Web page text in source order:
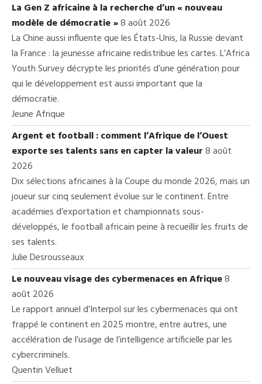
La Gen Z africaine à la recherche d’un « nouveau
modèle de démocratie »8 août 2026
La Chine aussi influente que les États-Unis, la Russie devant
la France : la jeunesse africaine redistribue les cartes. L’Africa
Youth Survey décrypte les priorités d’une génération pour
qui le développement est aussi important que la
démocratie.
Jeune Afrique
Argent et football : comment l’Afrique de l’Ouest
exporte ses talents sans en capter la valeur8 août
2026
Dix sélections africaines à la Coupe du monde 2026, mais un
joueur sur cinq seulement évolue sur le continent. Entre
académies d’exportation et championnats sous-
développés, le football africain peine à recueillir les fruits de
ses talents.
Julie Desrousseaux
Le nouveau visage des cybermenaces en Afrique8
août 2026
Le rapport annuel d’Interpol sur les cybermenaces qui ont
frappé le continent en 2025 montre, entre autres, une
accélération de l’usage de l’intelligence artificielle par les
cybercriminels.
Quentin Velluet